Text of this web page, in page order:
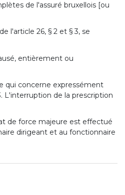
de l'assuré bruxellois [ou
l'article 26, § 2 et § 3, se
entièrement ou
qui concerne expressément
L'interruption de la prescription
de force majeure est effectué
dirigeant et au fonctionnaire